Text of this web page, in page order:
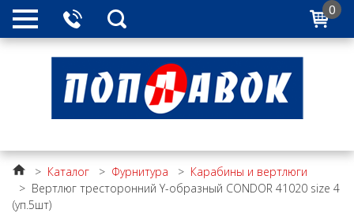
0
> Каталог > Фурнитура > Карабины и вертлюги
> Вертлюг тресторонний Y-образный CONDOR 41020 size 4
(уп.5шт)